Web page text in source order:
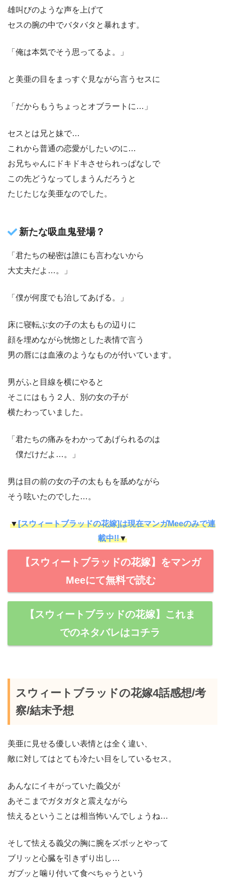
雄叫びのような声を上げて
セスの腕の中でバタバタと暴れます。
「俺は本気でそう思ってるよ。」
と美亜の目をまっすぐ見ながら言うセスに
「だからもうちょっとオブラートに…」
セスとは兄と妹で…
これから普通の恋愛がしたいのに…
お兄ちゃんにドキドキさせられっぱなしで
この先どうなってしまうんだろうと
たじたじな美亜なのでした。
新たな吸血鬼登場？
「君たちの秘密は誰にも言わないから
大丈夫だよ…。」
「僕が何度でも治してあげる。」
床に寝転ぶ女の子の太ももの辺りに
顔を埋めながら恍惚とした表情で言う
男の唇には血液のようなものが付いています。
男がふと目線を横にやると
そこにはもう２人、別の女の子が
横たわっていました。
「君たちの痛みをわかってあげられるのは
僕だけだよ…。」
男は目の前の女の子の太ももを舐めながら
そう呟いたのでした…。
▼[スウィートブラッドの花嫁]は現在マンガMeeのみで連
載中!!▼
【スウィートブラッドの花嫁】をマンガ
Meeにて無料で読む
【スウィートブラッドの花嫁】これま
でのネタバレはコチラ
スウィートブラッドの花嫁4話感想/考
察/結末予想
美亜に見せる優しい表情とは全く違い、
敵に対してはとても冷たい目をしているセス。
あんなにイキがっていた義父が
あそこまでガタガタと震えながら
怯えるということは相当怖いんでしょうね…
そして怯える義父の胸に腕をズボッとやって
ブリッと心臓を引きずり出し…
ガブッと噛り付いて食べちゃうという